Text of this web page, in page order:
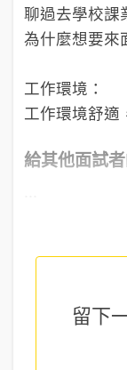
聊過去學校課
為什麼想要來
工作環境：
工作環境舒適
給其他面試
留下